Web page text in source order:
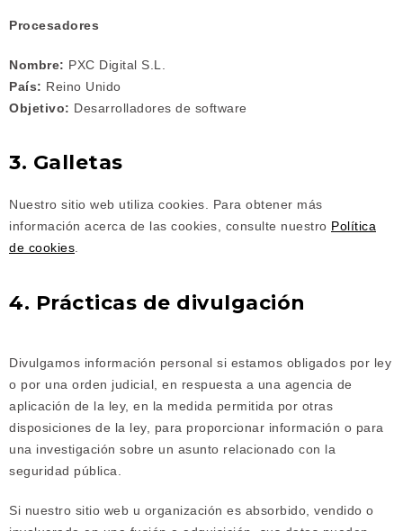
Procesadores
Nombre: PXC Digital S.L.
País: Reino Unido
Objetivo: Desarrolladores de software
3. Galletas
Nuestro sitio web utiliza cookies. Para obtener más
información acerca de las cookies, consulte nuestro Política
de cookies.
4. Prácticas de divulgación
Divulgamos información personal si estamos obligados por ley
o por una orden judicial, en respuesta a una agencia de
aplicación de la ley, en la medida permitida por otras
disposiciones de la ley, para proporcionar información o para
una investigación sobre un asunto relacionado con la
seguridad pública.
Si nuestro sitio web u organización es absorbido, vendido o